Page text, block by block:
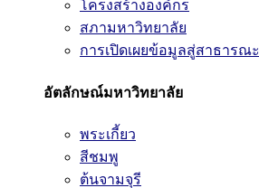
โครงสร้างองค์กร
สภามหาวิทยาลัย
การเปิดเผยข้อมูลสู่สาธารณะ
อัตลักษณ์มหาวิทยาลัย
พระเกี้ยว
สีชมพู
ต้นจามจุรี